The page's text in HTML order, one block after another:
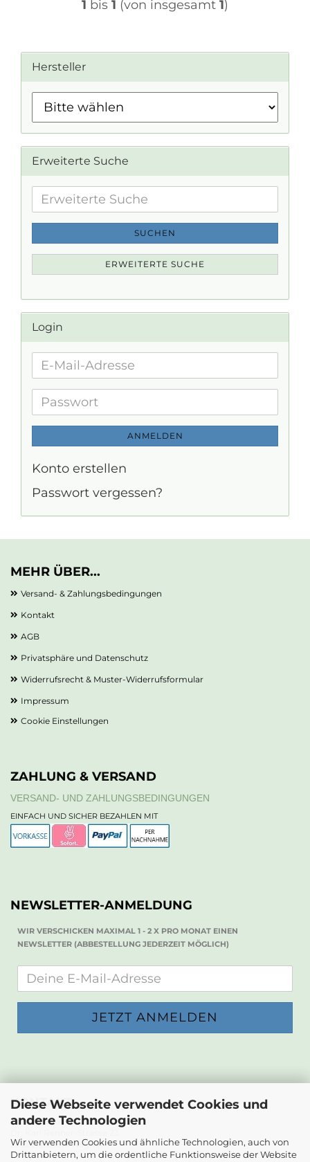
Diese Webseite verwendet Cookies und
andere Technologien
Wir verwenden Cookies und ähnliche Technologien, auch von
Drittanbietern, um die ordentliche Funktionsweise der Website
1 bis 1 (von insgesamt 1)
Hersteller
Erweiterte Suche
Erweiterte
Suche
SUCHEN
ERWEITERTE SUCHE
Login
E-
Adresse
Passwort
ANMELDEN
Konto erstellen
Passwort vergessen?
MEHR ÜBER...
Versand- & Zahlungsbedingungen
Kontakt
AGB
Privatsphäre und Datenschutz
Widerrufsrecht & Muster-Widerrufsformular
Impressum
Cookie Einstellungen
ZAHLUNG & VERSAND
VERSAND- UND ZAHLUNGSBEDINGUNGEN
EINFACH UND SICHER BEZAHLEN MIT
NEWSLETTER-ANMELDUNG
WIR VERSCHICKEN MAXIMAL 1 - 2 X PRO MONAT EINEN
NEWSLETTER (ABBESTELLUNG JEDERZEIT MÖGLICH)
KONTAKT
Die Papierwerkstatt
2232 Deutsch-Wagram